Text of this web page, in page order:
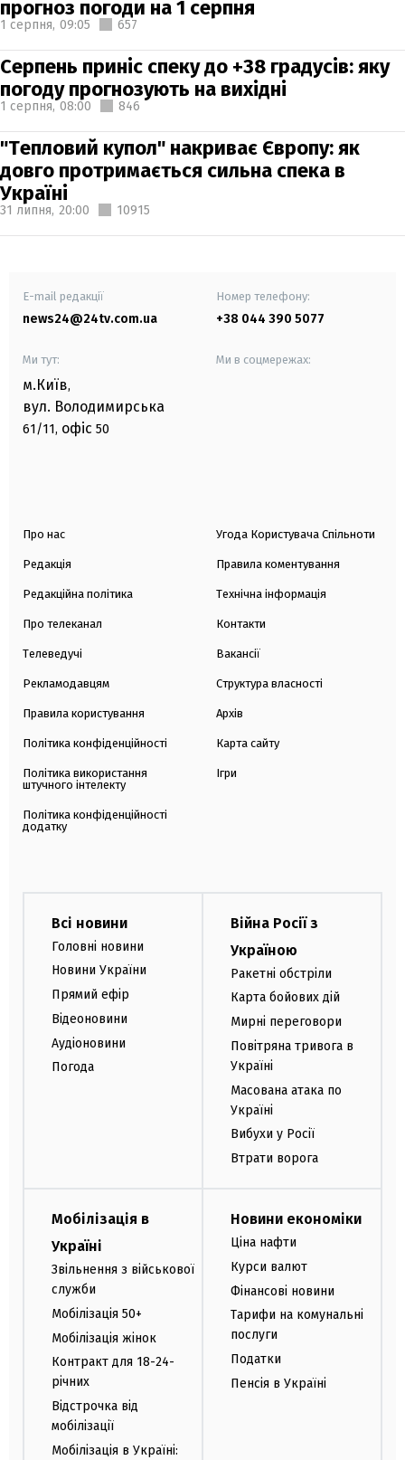
прогноз погоди на 1 серпня
1 серпня, 09:05 657
Серпень приніс спеку до +38 градусів: яку
погоду прогнозують на вихідні
1 серпня, 08:00 846
"Тепловий купол" накриває Європу: як
довго протримається сильна спека в
Україні
31 липня, 20:00 10915
E-mail редакції
news24@24tv.com.ua
Номер телефону:
+38 044 390 5077
Ми тут:
м.Київ,
вул. Володимирська
61/11, офіс 50
Ми в соцмережах:
Про нас
Редакція
Редакційна політика
Про телеканал
Телеведучі
Рекламодавцям
Правила користування
Політика конфіденційності
Політика використання
штучного інтелекту
Політика конфіденційності
додатку
Угода Користувача Спільноти
Правила коментування
Технічна інформація
Контакти
Вакансії
Структура власності
Архів
Карта сайту
Ігри
Всі новини
Головні новини
Новини України
Прямий ефір
Відеоновини
Аудіоновини
Погода
Війна Росії з
Україною
Ракетні обстріли
Карта бойових дій
Мирні переговори
Повітряна тривога в
Україні
Масована атака по
Україні
Вибухи у Росії
Втрати ворога
Мобілізація в
Україні
Звільнення з військової
служби
Мобілізація 50+
Мобілізація жінок
Контракт для 18-24-
річних
Відстрочка від
мобілізації
Мобілізація в Україні:
Новини економіки
Ціна нафти
Курси валют
Фінансові новини
Тарифи на комунальні
послуги
Податки
Пенсія в Україні